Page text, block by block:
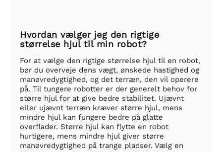
Hvordan vælger jeg den rigtige
størrelse hjul til min robot?
For at vælge den rigtige størrelse hjul til en robot,
bør du overveje dens vægt, ønskede hastighed og
manøvredygtighed, og det terræn, den vil operere
på. Til tungere robotter er der generelt behov for
større hjul for at give bedre stabilitet. Ujævnt
eller ujævnt terræn kræver større hjul, mens
mindre hjul kan fungere bedre på glatte
overflader. Større hjul kan flytte en robot
hurtigere, mens mindre hjul giver større
manøvredygtighed på trange pladser. Vælg en